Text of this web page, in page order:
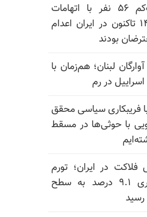
سازمان ملل: دست‌کم ۵۶ نفر با اتهامات
امنیتی از اسفند ۱۴۰۴ تاکنون در ایران اعدام
لبنان؛ هم‌زمان با
در رم
فریبکاری سیاسی محقق
با حوثی‌ها در مسقط
در ایران؛ تورم
۸۸.۶ درصد و بیکاری ۹.۱ درصد به سطح